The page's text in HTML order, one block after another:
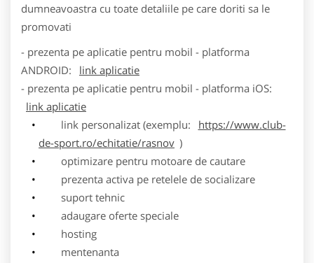
dumneavoastra cu toate detaliile pe care doriti sa le
promovati
- prezenta pe aplicatie pentru mobil - platforma
ANDROID:
link aplicatie
- prezenta pe aplicatie pentru mobil - platforma iOS:
link aplicatie
link personalizat (exemplu:
https://www.club-
de-sport.ro/echitatie/rasnov )
optimizare pentru motoare de cautare
prezenta activa pe retelele de socializare
suport tehnic
adaugare oferte speciale
hosting
mentenanta